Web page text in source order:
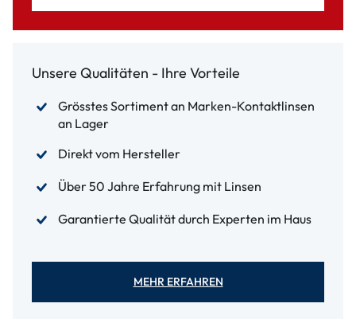
Unsere Qualitäten - Ihre Vorteile
Grösstes Sortiment an Marken-Kontaktlinsen
an Lager
Direkt vom Hersteller
Über 50 Jahre Erfahrung mit Linsen
Garantierte Qualität durch Experten im Haus
MEHR ERFAHREN